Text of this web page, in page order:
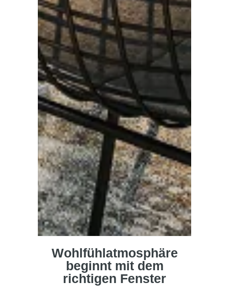
Wohlfühlatmosphäre
beginnt mit dem
richtigen Fenster